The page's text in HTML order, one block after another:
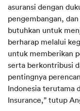
asuransi dengan
pengembangan,
butuhkan untuk
berharap melalui
untuk memberikan
serta berkontribusi
pentingnya
Indonesia terutama
Insurance,” tutup